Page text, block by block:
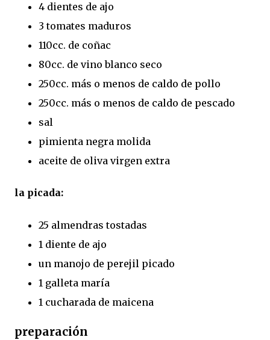
4 dientes de ajo
3 tomates maduros
110cc. de coñac
80cc. de vino blanco seco
250cc. más o menos de caldo de pollo
250cc. más o menos de caldo de pescado
sal
pimienta negra molida
aceite de oliva virgen extra
la picada:
25 almendras tostadas
1 diente de ajo
un manojo de perejil picado
1 galleta maría
1 cucharada de maicena
preparación